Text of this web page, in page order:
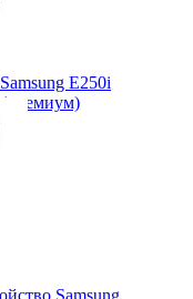
E250i
Samsung